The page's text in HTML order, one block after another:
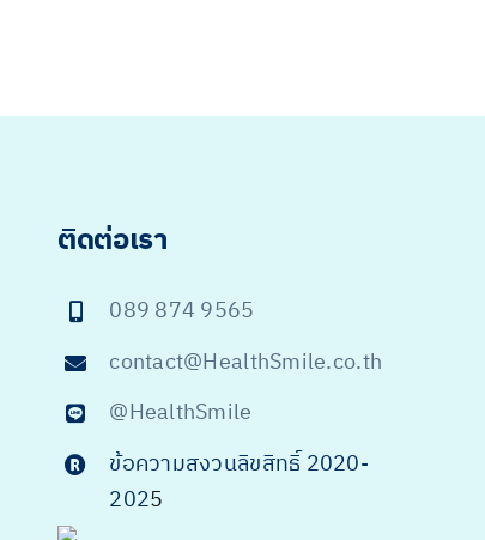
ติดต่อเรา
089 874 9565
contact@HealthSmile.co.th
@HealthSmile
ข้อความสงวนลิขสิทธิ์ 2020-
2025